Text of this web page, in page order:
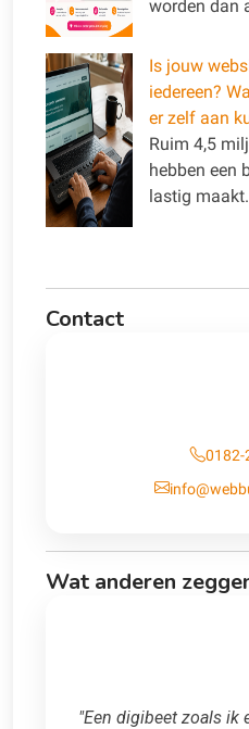
worden dan
Is jouw
iedereen?
er zelf aan
Ruim 4,5
hebben een
lastig
Contact
0182-
Wat anderen
"Een digibeet zoals ik